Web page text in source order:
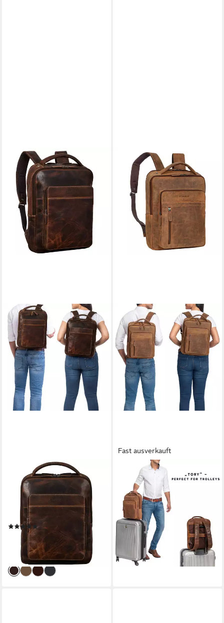
STILORD
Notebook-Rucksack "Nicky"
Laptoprucksack 13 Zoll aus
echtem Leder Mittel-Groß
Unisex
(3)
129,90 € UVP 149,90 €
-13%
lieferbar - in 2-3 Werktagen bei dir
Fast ausverkauft
STILORD
Notebook-Rucksack "Tory"
Leder Laptoprucksack 13 - 14
Zoll Herren Damen
129,00 €
UVP
-7%
lieferbar - in 2-3 Werktagen bei dir